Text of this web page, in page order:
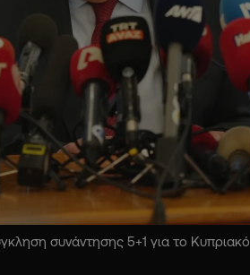
συνάντησης 5+1 για το Κυπριακό